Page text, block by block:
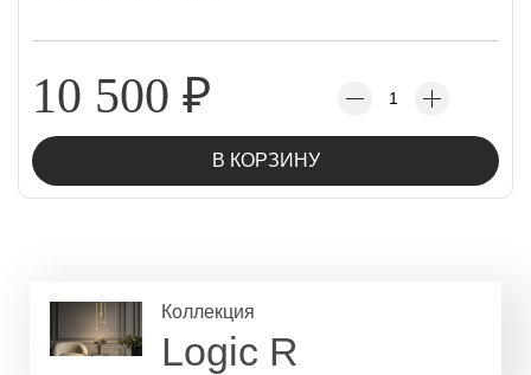
10 500 ₽
В КОРЗИНУ
Коллекция
Logic R